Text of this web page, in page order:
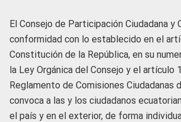
El Consejo de Participación Ciudadana y
conformidad con lo establecido en el
Constitución de la República, en su
la Ley Orgánica del Consejo y el artículo
Reglamento de Comisiones Ciudadanas
convoca a las y los ciudadanos
el país y en el exterior, de forma